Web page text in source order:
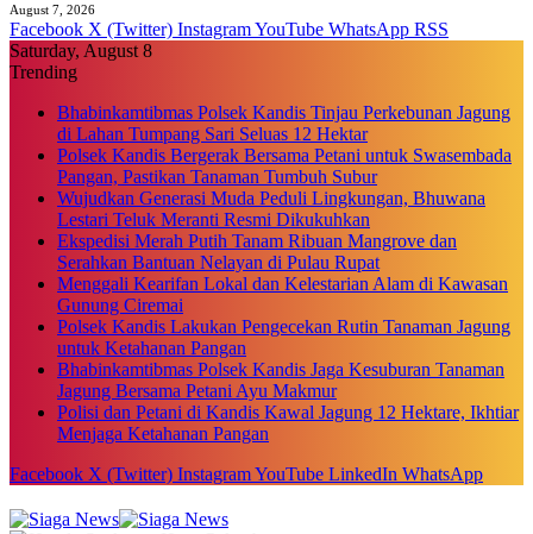
August 7, 2026
Facebook X (Twitter) InstagramYouTube WhatsApp RSS
Saturday, August 8
Trending
Bhabinkamtibmas Polsek Kandis Tinjau Perkebunan Jagung
di Lahan Tumpang Sari Seluas 12 Hektar
Polsek Kandis Bergerak Bersama Petani untuk Swasembada
Pangan, Pastikan Tanaman Tumbuh Subur
Wujudkan Generasi Muda Peduli Lingkungan, Bhuwana
Lestari Teluk Meranti Resmi Dikukuhkan
Ekspedisi Merah Putih Tanam Ribuan Mangrove dan
Serahkan Bantuan Nelayan di Pulau Rupat
Menggali Kearifan Lokal dan Kelestarian Alam di Kawasan
Gunung Ciremai
Polsek Kandis Lakukan Pengecekan Rutin Tanaman Jagung
untuk Ketahanan Pangan
Bhabinkamtibmas Polsek Kandis Jaga Kesuburan Tanaman
Jagung Bersama Petani Ayu Makmur
Polisi dan Petani di Kandis Kawal Jagung 12 Hektare, Ikhtiar
Menjaga Ketahanan Pangan
Facebook X (Twitter) InstagramYouTube LinkedIn WhatsApp